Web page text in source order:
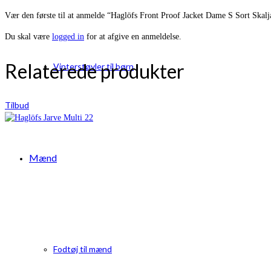
Vinterstøvler til børn
Mænd
Fodtøj til mænd
Vær den første til at anmelde “Haglöfs Front Proof Jacket Dame S Sort
Du skal være logged in for at afgive en anmeldelse.
Relaterede produkter
Tilbud